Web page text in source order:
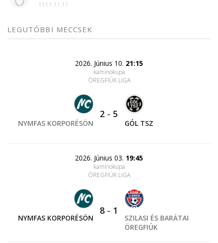
1111.11.11
LEGUTÓBBI MECCSEK
2026. Június 10. 21:15
kaminokupa
ÖREGFIÚK LIGA
NYMFAS KORPORÉSÖN
2 - 5
GÓL TSZ
2026. Június 03. 19:45
kaminokupa
ÖREGFIÚK LIGA
NYMFAS KORPORÉSÖN
8 - 1
SZILASI ÉS BARÁTAI
ÖREGFIÚK